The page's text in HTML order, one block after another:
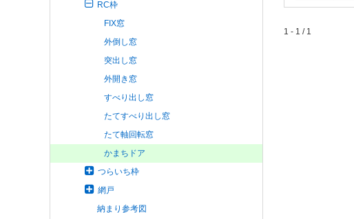
RC枠
FIX窓
外倒し窓
突出し窓
外開き窓
すべり出し窓
たてすべり出し窓
たて軸回転窓
かまちドア
つらいち枠
網戸
納まり参考図
1 - 1 / 1